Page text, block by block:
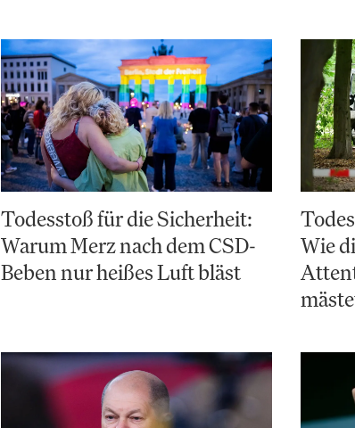
Todesstoß für die Sicherheit:
Warum Merz nach dem CSD-
Beben nur heißes Luft bläst
Wie